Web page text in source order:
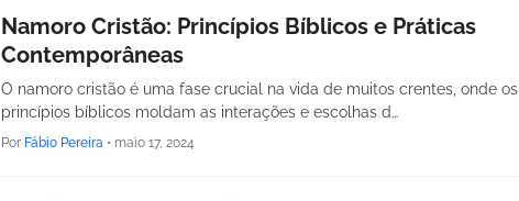
Namoro Cristão: Princípios Bíblicos e Práticas
Contemporâneas
O namoro cristão é uma fase crucial na vida de muitos crentes, onde os
princípios bíblicos moldam as interações e escolhas d…
Por Fábio Pereira • maio 17, 2024